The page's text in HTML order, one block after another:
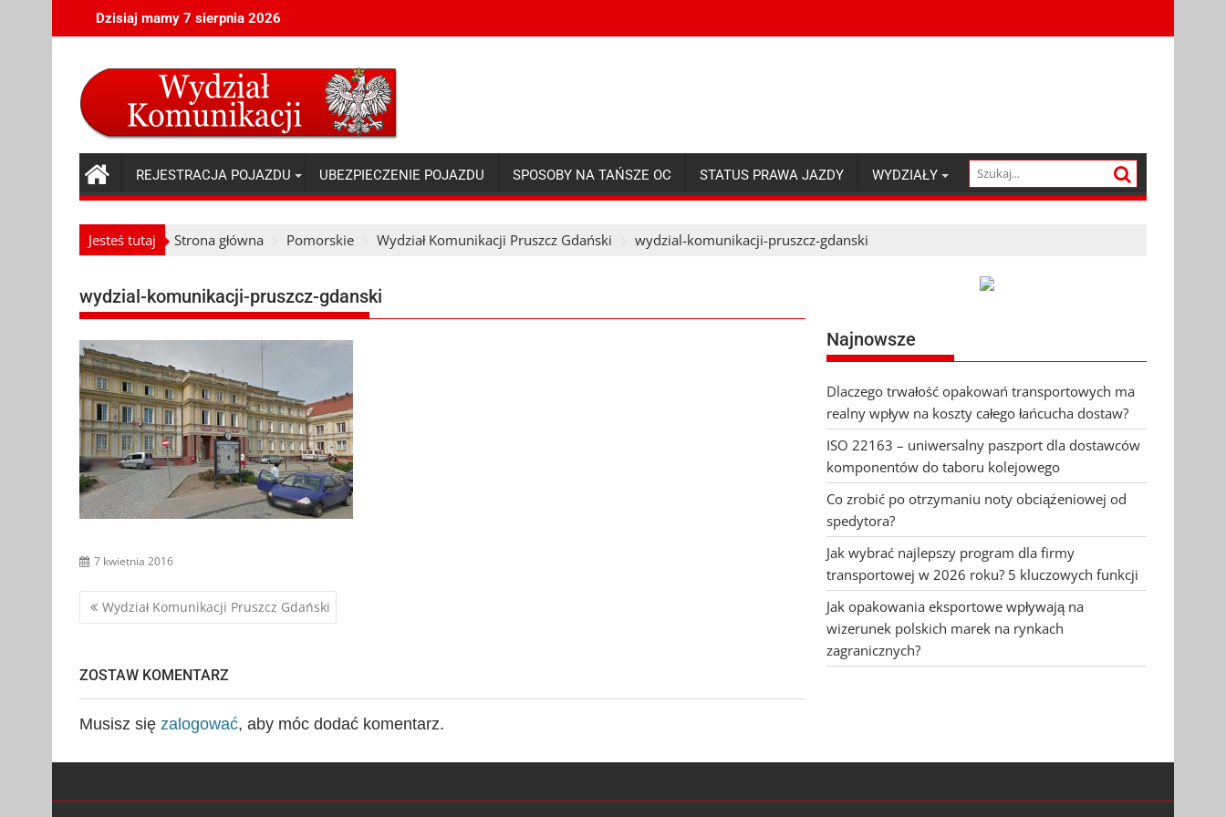
to
Dzisiaj mamy 7 sierpnia 2026
REJESTRACJA POJAZDU UBEZPIECZENIE POJAZDU SPOSOBY NA TAŃSZE OC STATUS PRAWA JAZDY WYDZIAŁY
Jesteś tutaj Strona główna Pomorskie Wydział Komunikacji Pruszcz Gdański wydzial-komunikacji-pruszcz-gdanski
wydzial-komunikacji-pruszcz-gdanski
7 kwietnia 2016
Nawigacja
Wydział Komunikacji Pruszcz Gdański
ZOSTAW KOMENTARZ
Musisz się zalogować, aby móc dodać komentarz.
Najnowsze
Dlaczego trwałość opakowań transportowych ma
realny wpływ na koszty całego łańcucha dostaw?
ISO 22163 – uniwersalny paszport dla dostawców
komponentów do taboru kolejowego
Co zrobić po otrzymaniu noty obciążeniowej od
spedytora?
Jak wybrać najlepszy program dla firmy
transportowej w 2026 roku? 5 kluczowych funkcji
Jak opakowania eksportowe wpływają na
wizerunek polskich marek na rynkach
zagranicznych?